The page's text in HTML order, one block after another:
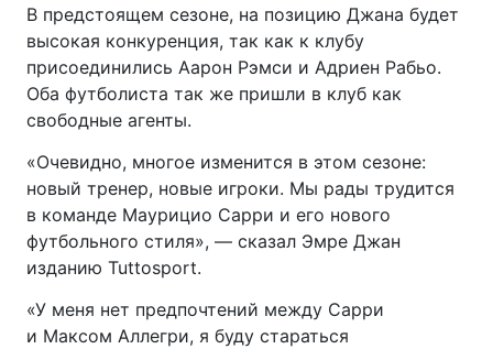
В предстоящем сезоне, на позицию Джана будет
высокая конкуренция, так как к клубу
присоединились Аарон Рэмси и Адриен Рабьо.
Оба футболиста так же пришли в клуб как
свободные агенты.
«Очевидно, многое изменится в этом сезоне:
новый тренер, новые игроки. Мы рады трудится
в команде Маурицио Сарри и его нового
футбольного стиля», — сказал Эмре Джан
изданию Tuttosport.
«У меня нет предпочтений между Сарри
и Максом Аллегри, я буду стараться